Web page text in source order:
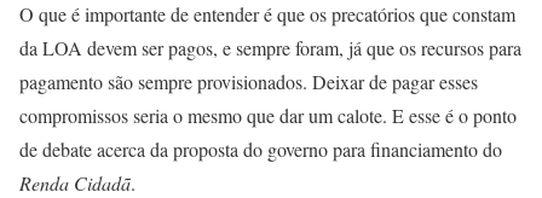
O que é importante de entender é que os precatórios que constam
da LOA devem ser pagos, e sempre foram, já que os recursos para
pagamento são sempre provisionados. Deixar de pagar esses
compromissos seria o mesmo que dar um calote. E esse é o ponto
de debate acerca da proposta do governo para financiamento do
Renda Cidadã.